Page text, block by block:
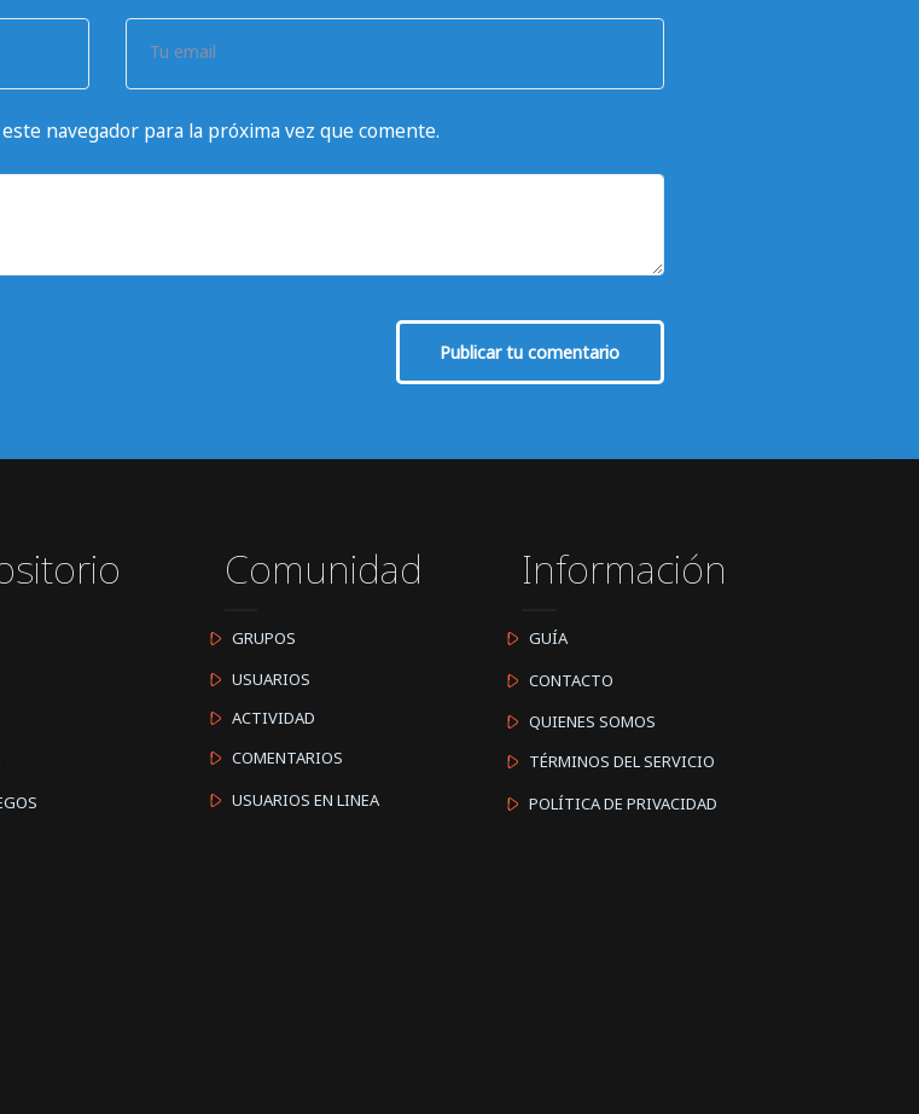
Tu email
navegador para la próxima vez que comente.
Publicar tu comentario
Comunidad
GRUPOS
USUARIOS
ACTIVIDAD
COMENTARIOS
USUARIOS EN LINEA
Información
GUÍA
CONTACTO
QUIENES SOMOS
TÉRMINOS DEL SERVICIO
POLÍTICA DE PRIVACIDAD